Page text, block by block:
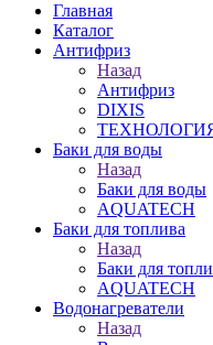
Главная
Каталог
Антифриз
Назад
Антифриз
DIXIS
Баки для воды
Назад
Баки для воды
AQUATECH
Баки для топлива
Назад
Баки для
AQUATECH
Водонагреватели
Назад